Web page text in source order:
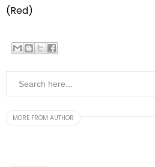
(Red)
MORE FROM AUTHOR